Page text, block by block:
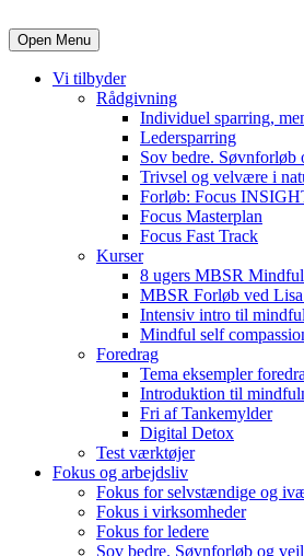
Open Menu
Vi tilbyder
Rådgivning
Individuel sparring,
Ledersparring
Sov bedre. Søvnforløb
Trivsel og velvære i
Forløb: Focus
Focus Masterplan
Focus Fast Track
Kurser
8 ugers MBSR
MBSR Forløb ved
Intensiv intro til
Mindful self
Foredrag
Tema eksempler
Introduktion til
Fri af Tankemylder
Digital Detox
Test værktøjer
Fokus og arbejdsliv
Fokus for selvstændige og
Fokus i virksomheder
Fokus for ledere
Sov bedre. Søvnforløb og